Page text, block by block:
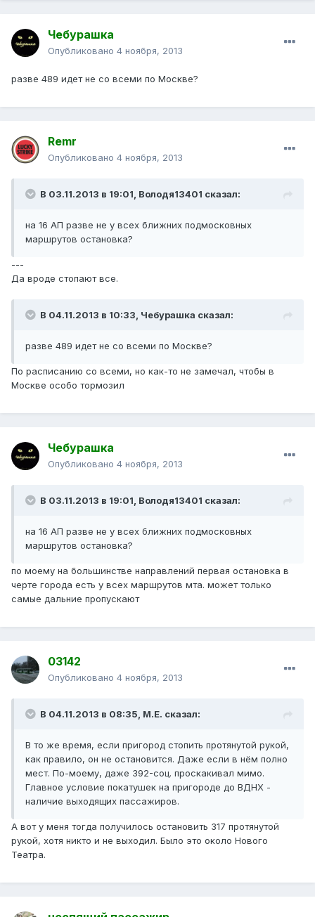
Чебурашка
Опубликовано 4 ноября, 2013
разве 489 идет не со всеми по Москве?
Remr
Опубликовано 4 ноября, 2013
В 03.11.2013 в 19:01, Володя13401 сказал:
на 16 АП разве не у всех ближних подмосковных
маршрутов остановка?
---
Да вроде стопают все.
В 04.11.2013 в 10:33, Чебурашка сказал:
разве 489 идет не со всеми по Москве?
По расписанию со всеми, но как-то не замечал, чтобы в
Москве особо тормозил
Чебурашка
Опубликовано 4 ноября, 2013
В 03.11.2013 в 19:01, Володя13401 сказал:
на 16 АП разве не у всех ближних подмосковных
маршрутов остановка?
по моему на большинстве направлений первая остановка в
черте города есть у всех маршрутов мта. может только
самые дальние пропускают
03142
Опубликовано 4 ноября, 2013
В 04.11.2013 в 08:35, М.Е. сказал:
В то же время, если пригород стопить протянутой рукой,
как правило, он не остановится. Даже если в нём полно
мест. По-моему, даже 392-соц. проскакивал мимо.
Главное условие покатушек на пригороде до ВДНХ -
наличие выходящих пассажиров.
А вот у меня тогда получилось остановить 317 протянутой
рукой, хотя никто и не выходил. Было это около Нового
Театра.